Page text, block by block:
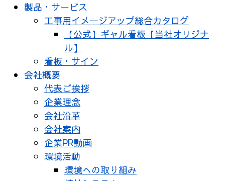
製品・サービス
工事用イメージアップ総合カタログ
【公式】ギャル看板【当社オリジナ
ル】
看板・サイン
会社概要
代表ご挨拶
企業理念
会社沿革
会社案内
企業PR動画
環境活動
環境への取り組み